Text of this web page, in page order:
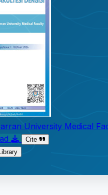
University Medical
Cite